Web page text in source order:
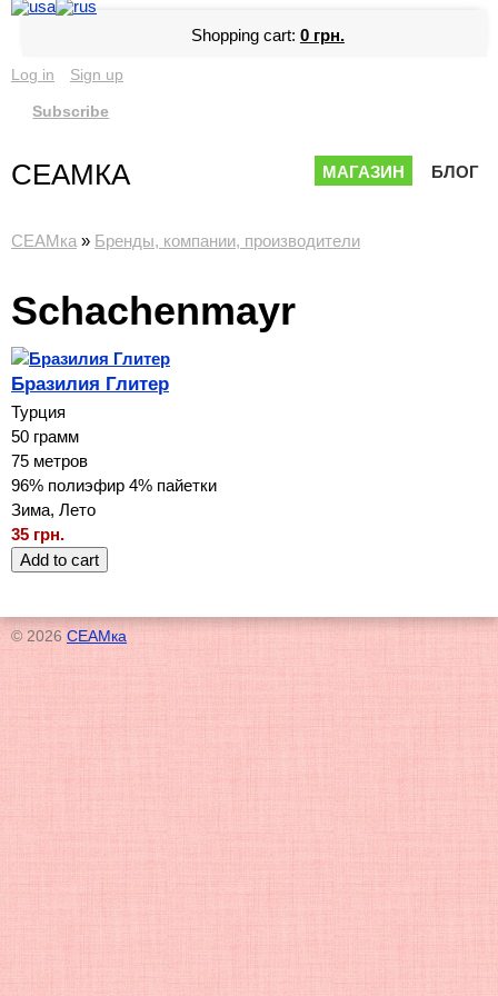
Shopping cart: 0 грн.
Log in Sign up
Subscribe
СЕАМКА МАГАЗИН БЛОГ
СЕАМка » Бренды, компании, производители
Schachenmayr
Бразилия Глитер
Турция
50 грамм
75 метров
96% полиэфир 4% пайетки
Зима, Лето
35 грн.
© 2026 СЕАМка